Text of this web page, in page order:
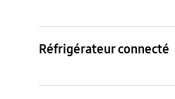
Réfrigérateur connecté